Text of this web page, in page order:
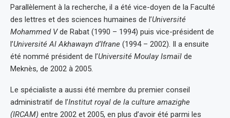
Parallèlement à la recherche, il a été vice-doyen de la Faculté
des lettres et des sciences humaines de l’Université
Mohammed Vde Rabat (1990 – 1994) puis vice-président de
l’Université Al Akhawayn d’Ifrane (1994 – 2002). Il a ensuite
été nommé président de l’Université Moulay Ismaïl de
Meknès, de 2002 à 2005.
Le spécialiste a aussi été membre du premier conseil
administratif de l’Institut royal de la culture amazighe
(IRCAM) entre 2002 et 2005, en plus d’avoir été parmi les